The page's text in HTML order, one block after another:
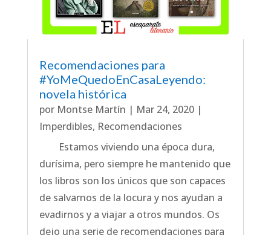
Recomendaciones para
#YoMeQuedoEnCasaLeyendo:
novela histórica
por Montse Martín | Mar 24, 2020|
Imperdibles, Recomendaciones
Estamos viviendo una época dura,
durísima, pero siempre he mantenido que
los libros son los únicos que son capaces
de salvarnos de la locura y nos ayudan a
evadirnos y a viajar a otros mundos. Os
dejo una serie de recomendaciones para